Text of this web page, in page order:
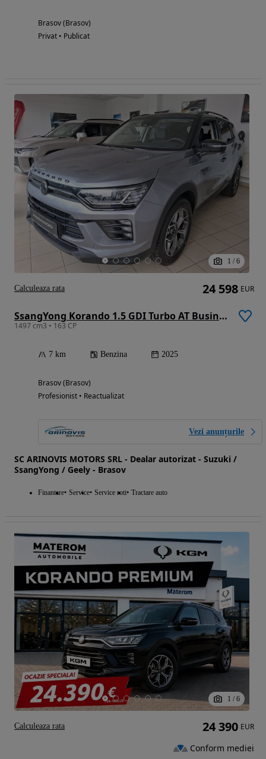
Brasov (Brasov)
Privat • Publicat
1 / 6
SsangYong Korando 1.5 GDI Turbo AT Business Edition
1497 cm3 • 163 CP
7 km Benzina 2025
Brasov (Brasov)
Profesionist • Reactualizat
Vezi anunțurile
SC ARINOVIS MOTORS SRL - Dealar autorizat - Suzuki /
SsangYong / Geely - Brasov
Finantare Service Service roti Tractare auto
24 598 EUR
Calculeaza rata
1 / 6
24 390 EUR
Conform mediei
Calculeaza rata